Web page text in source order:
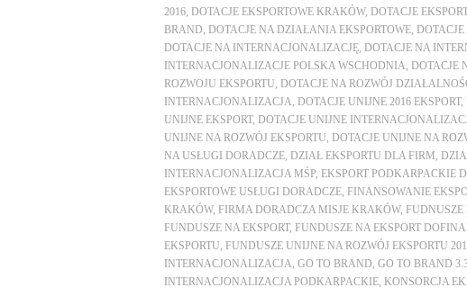
2016 DOTACJE EKSPORTOWE KRAKÓW, DOTACJE
BRAND DOTACJE NA DZIAŁANIA EKSPORTOWE DOTACJE
DOTACJE NA INTERNACJONALIZACJĘ DOTACJE NA
INTERNACJONALIZACJE POLSKA WSCHODNIA DOTACJE
ROZWOJU EKSPORTU DOTACJE NA ROZWÓJ
INTERNACJONALIZACJA DOTACJE UNIJNE 2016 EKSPORT,
UNIJNE EKSPORT, DOTACJE UNIJNE
UNIJNE NA ROZWÓJ EKSPORTU DOTACJE UNIJNE NA
NA USŁUGI DORADCZE DZIAŁ EKSPORTU DLA FIRM
INTERNACJONALIZACJA MŚP EKSPORT PODKARPACKIE
EKSPORTOWE USŁUGI DORADCZE FINANSOWANIE
KRAKÓW, FIRMA DORADCZA MISJE KRAKÓW, FUDNUSZE
FUNDUSZE NA EKSPORT, FUNDUSZE NA EKSPORT
EKSPORTU FUNDUSZE UNIJNE NA ROZWÓJ EKSPORTU
INTERNACJONALIZACJA GO TO BRAND GO TO BRAND
INTERNACJONALIZACJA PODKARPACKIE KONSORCJA